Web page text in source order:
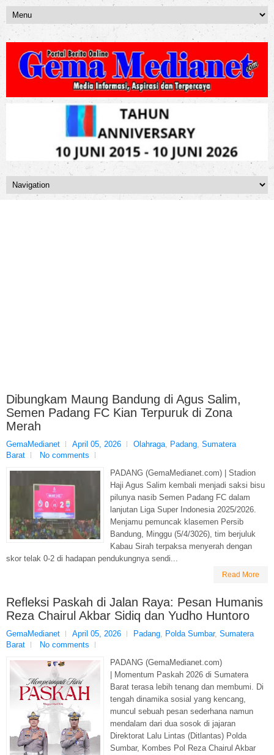
Dibungkam Maung Bandung di Agus Salim,
Semen Padang FC Kian Terpuruk di Zona
Merah
GemaMedianet April 05, 2026 Olahraga, Padang, Sumatera
Barat
No comments
PADANG (GemaMedianet.com) | Stadion
Haji Agus Salim kembali menjadi saksi bisu
pilunya nasib Semen Padang FC dalam
lanjutan Liga Super Indonesia 2025/2026.
Menjamu pemuncak klasemen Persib
Bandung, Minggu (5/4/3026), tim berjuluk
Kabau Sirah terpaksa menyerah dengan
skor telak 0-2 di hadapan pendukungnya sendi...
Read More
Refleksi Paskah di Jalan Raya: Pesan Humanis
Reza Chairul Akbar Sidiq dan Yudho Huntoro
GemaMedianet April 05, 2026 Padang, Polda Sumbar, Sumatera
Barat
No comments
PADANG (GemaMedianet.com)
| Momentum Paskah 2026 di Sumatera
Barat terasa lebih tenang dan membumi. Di
tengah dinamika sosial yang kencang,
muncul sebuah pesan sederhana namun
mendalam dari dua sosok di jajaran
Direktorat Lalu Lintas (Ditlantas) Polda
Sumbar, Kombes Pol Reza Chairul Akbar